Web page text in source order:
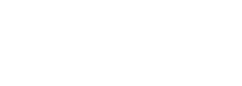
Línea de